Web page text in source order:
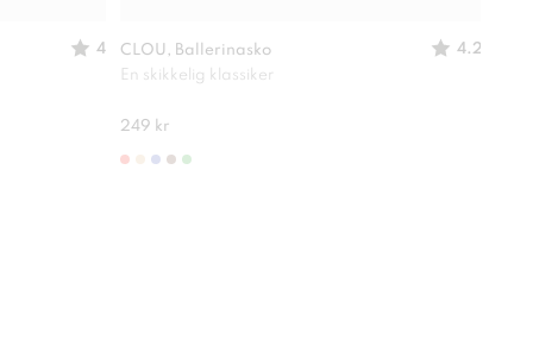
4 CLOU, Ballerinasko
4.2
En skikkelig klassiker
249 kr